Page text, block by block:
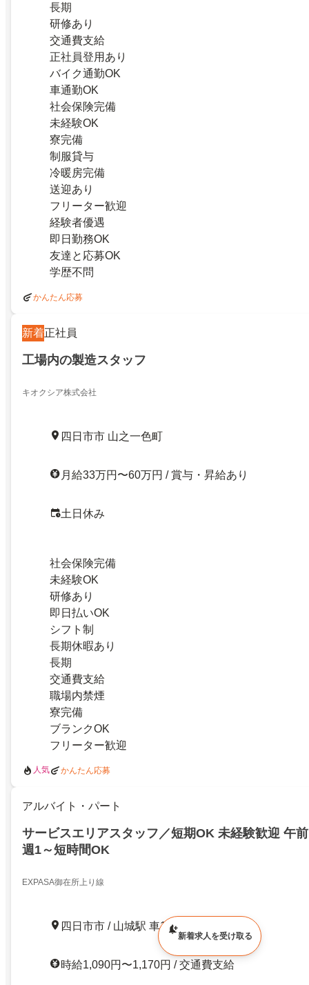
長期
研修あり
交通費支給
正社員登用あり
バイク通勤OK
車通勤OK
社会保険完備
未経験OK
寮完備
制服貸与
冷暖房完備
送迎あり
フリーター歓迎
経験者優遇
即日勤務OK
友達と応募OK
学歴不問
かんたん応募
新着正社員
工場内の製造スタッフ
キオクシア株式会社
四日市市 山之一色町
月給33万円〜60万円 / 賞与・昇給あり
土日休み
社会保険完備
未経験OK
研修あり
即日払いOK
シフト制
長期休暇あり
長期
交通費支給
職場内禁煙
寮完備
ブランクOK
フリーター歓迎
人気 かんたん応募
アルバイト・パート
サービスエリアスタッフ／短期OK 未経験歓迎 午
週1～短時間OK
EXPASA御在所上り線
四日市市 / 山城駅 車10分
時給1,090円〜1,170円 / 交通費支給
新着求人を受け取る